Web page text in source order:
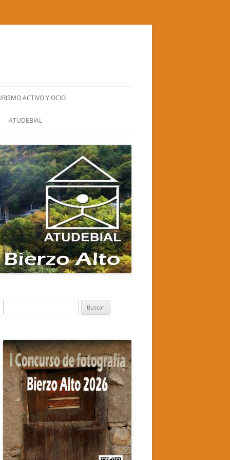
ACTIVO Y OCIO
BIERZO NATURA S.L.
GRAN RUFUS (TEATRO-CIRCO)
ATUDEBIAL